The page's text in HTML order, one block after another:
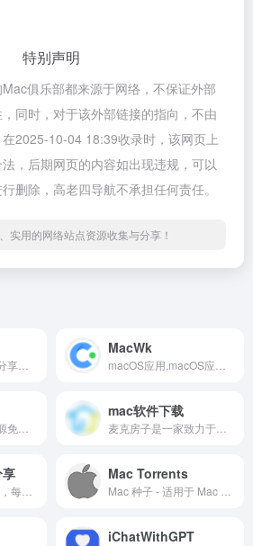
特别声明
俱乐部都来源于网络，不保证外部
同时，对于该外部链接的指向，不由
2025-10-04 18:39收录时，该网页上
，后期网页的内容如出现违规，可以
删除，高老四导航不承担任何责任。
实用的网络站点资源收集与分享！
MacWk
mac软件下载
Mac Torrents
iChatWithGPT